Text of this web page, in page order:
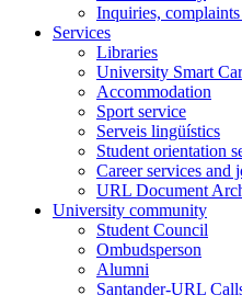
Inquiries,
Services
Libraries
University Smart
Accommodation
Sport service
Serveis lingüístics
Student orientation
Career services and
URL Document
University community
Student Council
Ombudsperson
Alumni
Santander-URL